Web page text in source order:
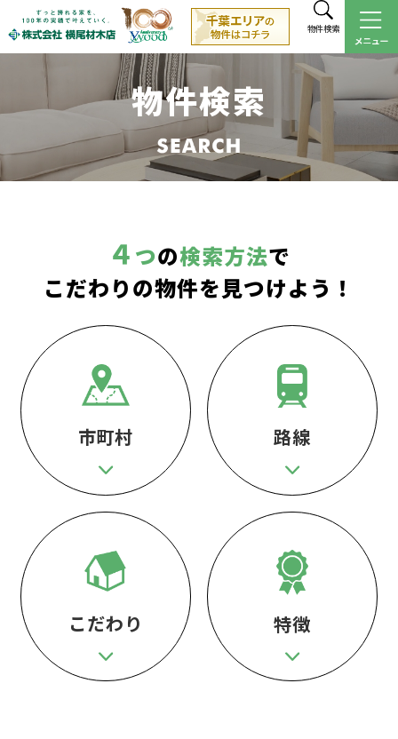
物件検索
物件検索
４ つの検索方法で
こだわりの物件を見つけよう！
市町村 路線
こだわり 特徴